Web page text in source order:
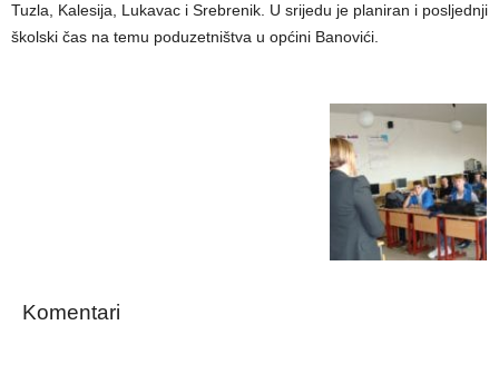
Tuzla, Kalesija, Lukavac i Srebrenik. U srijedu je planiran i posljednji
školski čas na temu poduzetništva u općini Banovići.
Komentari